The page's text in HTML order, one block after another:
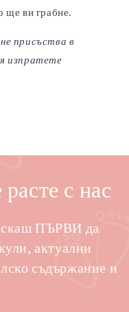
ще ви грабне.
присъства в
изпратете
с нас
ПЪРВИ да
актуални
съдържание и